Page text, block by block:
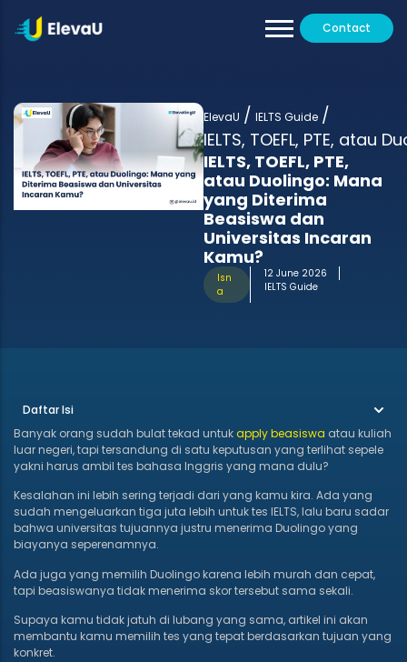
Testimoni
Contact
ElevaU / IELTS Guide /
IELTS, TOEFL, PTE,
IELTS, TOEFL, PTE,
atau Duolingo: Mana
yang Diterima
Beasiswa dan
Universitas Incaran
Kamu?
Isn
a
12 June 2026
IELTS Guide
Daftar Isi
Banyak orang sudah bulat tekad untukapply beasiswa atau kuliah
luar negeri, tapi tersandung di satu keputusan yang terlihat sepele
yakni harus ambil tes bahasa Inggris yang mana dulu?
Kesalahan ini lebih sering terjadi dari yang kamu kira. Ada yang
sudah mengeluarkan tiga juta lebih untuk tes IELTS, lalu baru sadar
bahwa universitas tujuannya justru menerima Duolingo yang
biayanya seperenamnya.
Ada juga yang memilih Duolingo karena lebih murah dan cepat,
tapi beasiswanya tidak menerima skor tersebut sama sekali.
Supaya kamu tidak jatuh di lubang yang sama, artikel ini akan
membantu kamu memilih tes yang tepat berdasarkan tujuan yang
konkret.